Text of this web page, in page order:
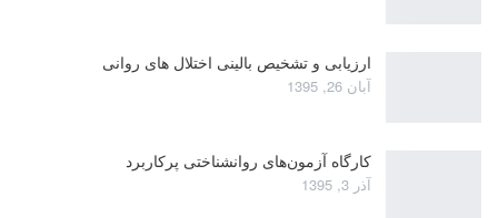
ارزیابی و تشخیص بالینی اختلال های روانی
آبان 26, 1395
کارگاه آزمون‌های روانشناختی پرکاربرد
آذر 3, 1395